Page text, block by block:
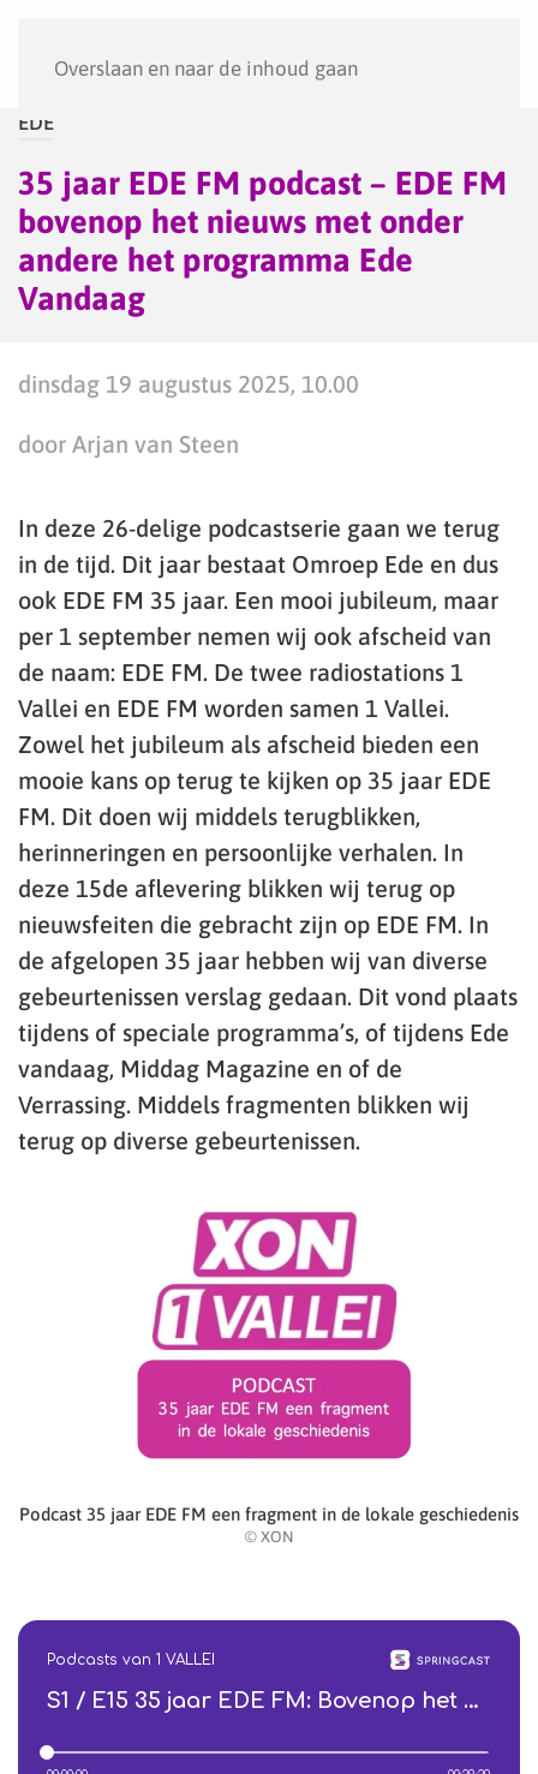
Overslaan en naar de inhoud gaan
EDE
35 jaar EDE FM podcast – EDE FM
bovenop het nieuws met onder
andere het programma Ede
Vandaag
dinsdag 19 augustus 2025, 10.00
door Arjan van Steen
In deze 26-delige podcastserie gaan we terug
in de tijd. Dit jaar bestaat Omroep Ede en dus
ook EDE FM 35 jaar. Een mooi jubileum, maar
per 1 september nemen wij ook afscheid van
de naam: EDE FM. De twee radiostations 1
Vallei en EDE FM worden samen 1 Vallei.
Zowel het jubileum als afscheid bieden een
mooie kans op terug te kijken op 35 jaar EDE
FM. Dit doen wij middels terugblikken,
herinneringen en persoonlijke verhalen. In
deze 15de aflevering blikken wij terug op
nieuwsfeiten die gebracht zijn op EDE FM. In
de afgelopen 35 jaar hebben wij van diverse
gebeurtenissen verslag gedaan. Dit vond plaats
tijdens of speciale programma’s, of tijdens Ede
vandaag, Middag Magazine en of de
Verrassing. Middels fragmenten blikken wij
terug op diverse gebeurtenissen.
Podcast 35 jaar EDE FM een fragment in de lokale geschiedenis
© XON